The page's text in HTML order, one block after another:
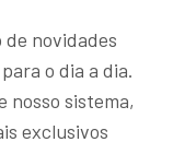
novidades
o dia a dia.
nosso sistema,
exclusivos